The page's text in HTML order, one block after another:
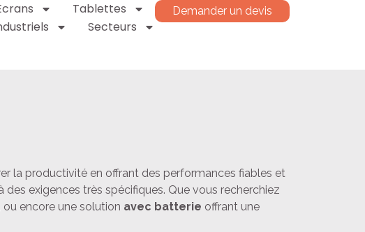
Tablettes
Secteurs
Demander un devis
la productivité en offrant des performances fiables et
exigences très spécifiques. Que vous recherchiez
encore une solution avec batterie offrant une